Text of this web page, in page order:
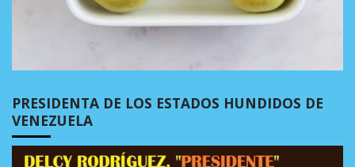
PRESIDENTA DE LOS ESTADOS HUNDIDOS DE
VENEZUELA